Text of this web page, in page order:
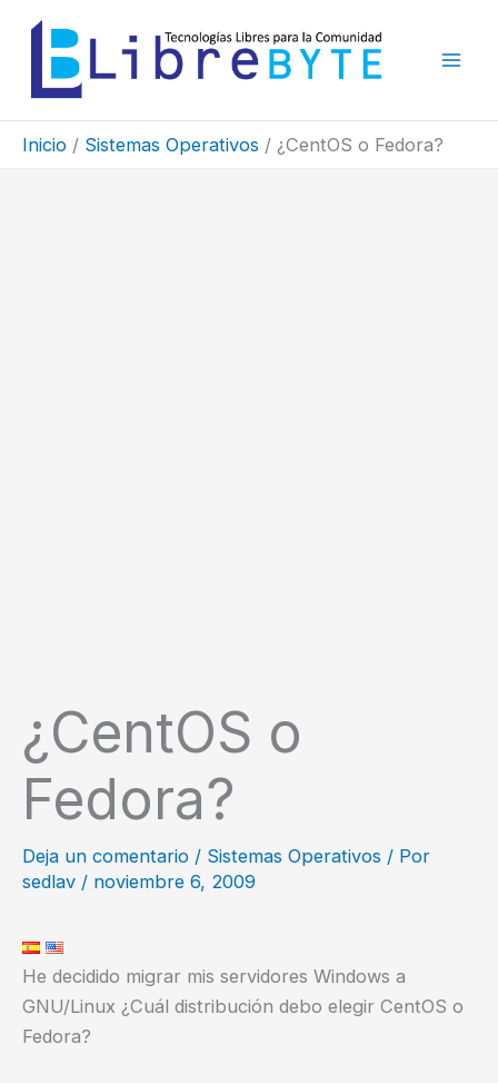
contenido
Inicio Sistemas Operativos ¿CentOS o Fedora?
¿CentOS o
Fedora?
Deja un comentario / Sistemas Operativos / Por
sedlav / noviembre 6, 2009
He decidido migrar mis servidores Windows a
GNU/Linux ¿Cuál distribución debo elegir CentOS o
Fedora?